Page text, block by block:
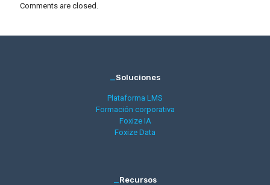
Comments are closed.
Soluciones
Plataforma LMS
Formación corporativa
Foxize IA
Foxize Data
Recursos